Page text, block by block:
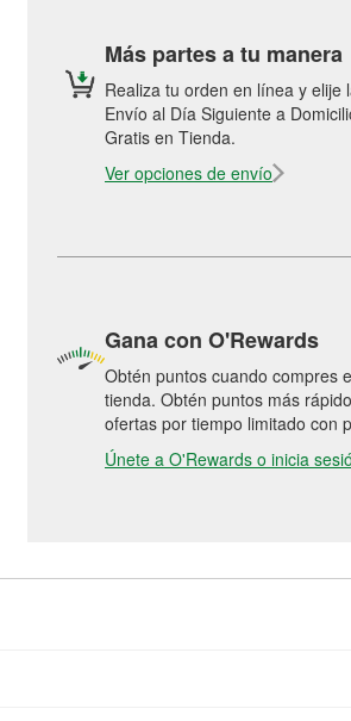
Más partes a tu manera
Realiza tu orden en línea y elije
Envío al Día Siguiente a
Gratis en Tienda.
Ver opciones de envío
Gana con O'Rewards
Obtén puntos cuando compres
tienda. Obtén puntos más
ofertas por tiempo limitado con
Únete a O'Rewards o inicia